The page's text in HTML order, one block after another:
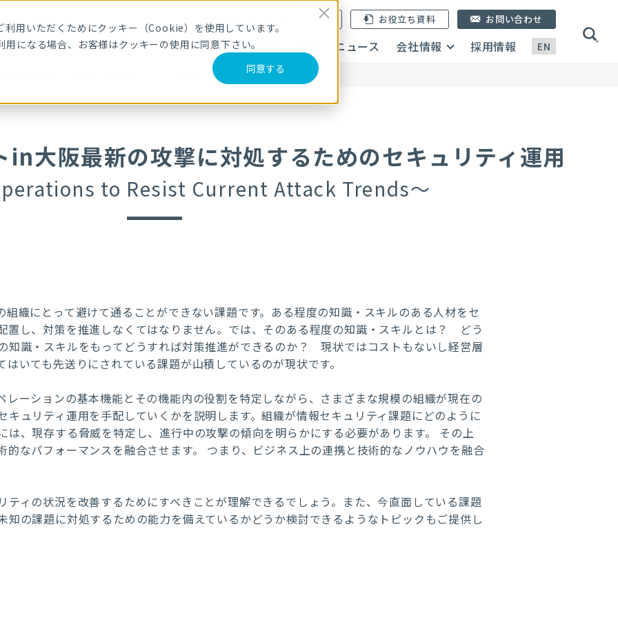
用いただくためにクッキー（Cookie）を使用しています。
になる場合、お客様はクッキーの使用に同意下さい。
同意する
EN
メールマガジン登録 お役立ち資料
サービス・製品 導入事例 セミナー ブログ ニュース 会社情報 採用情報
お問い合わせ
in大阪最新の攻撃に対処するためのセキュリティ運用
to Resist Current Attack Trends～
織にとって避けて通ることができない課題です。ある程度の知識・スキルのある人材をセ
置し、対策を推進しなくてはなりません。では、そのある程度の知識・スキルとは？ どう
識・スキルをもってどうすれば対策推進ができるのか？ 現状ではコストもないし経営層
いても先送りにされている課題が山積しているのが現状です。
レーションの基本機能とその機能内の役割を特定しながら、さまざまな規模の組織が現在の
キュリティ運用を手配していくかを説明します。組織が情報セキュリティ課題にどのように
は、現存する脅威を特定し、進行中の攻撃の傾向を明らかにする必要があります。 その上
的なパフォーマンスを融合させます。 つまり、ビジネス上の連携と技術的なノウハウを融合
ティの状況を改善するためにすべきことが理解できるでしょう。また、今直面している課題
知の課題に対処するための能力を備えているかどうか検討できるようなトピックもご提供し